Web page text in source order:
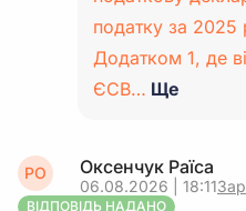
податку за 2025
Додатком 1, де
ЄСВ… Ще
РО Оксенчук Раїса
06.08.2026 | 18:11
ВІДПОВІДЬ НАДАНО